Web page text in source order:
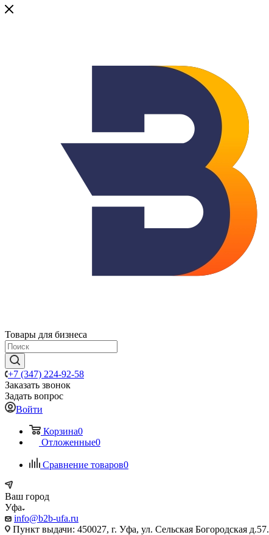
Товары для бизнеса
+7 (347) 224-92-58
Заказать звонок
Задать вопрос
Войти
Корзина0
Отложенные0
Сравнение товаров0
Ваш город
Уфа
info@b2b-ufa.ru
Пункт выдачи: 450027, г. Уфа, ул. Сельская Богородская д.57.